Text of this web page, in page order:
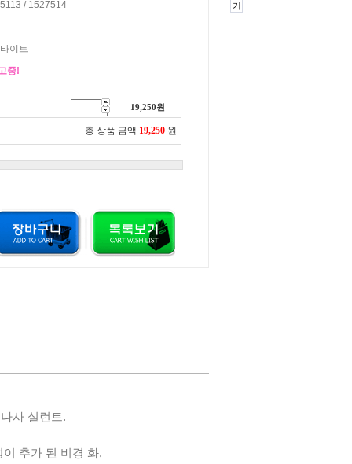
기
/ 1527514
이트
중!
19,250원
총 상품 금액 19,250 원
사 실런트.
추가 된 비경 화,